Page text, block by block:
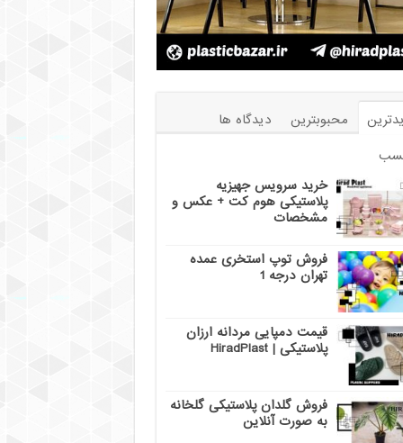
محبوبترین
دیدگاه ها
خرید سرویس جهیزیه
پلاستیکی هوم کت + عکس و
مشخصات
فروش توپ استخری عمده
تهران درجه 1
قیمت دمپایی مردانه ارزان
پلاستیکی | HiradPlast
فروش گلدان پلاستیکی گلخانه
به صورت آنلاین